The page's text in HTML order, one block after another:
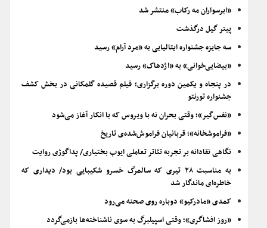
«ابرسواران مه رکاب» منتشر شد
پیتر گیل درگذشت
سه جایزه جشنواره ایتالیایی به «مرد آرام» رسید
«بیضایی‌خوانی» به «اژدهاک» رسید
در پنجاه و یکمین دوره برگزاری؛ فیلم قصیده گلمکانی در بخش کشف
جشنواره تورنتو
«نفس‌گیر»؛ وقتی بحران نه با ویروس که با انکار آغاز می‌شود
«فراموشخانه»؛ قربانیان فراموش‌شده‌ی تاریخ
نگاهی نقادانه بر تجربه تئاتر تعاملی ایوب بختیاری/ پداگوژی روایت
به مناسبت ۲۸ تیری که سالمرگ خسرو شکیبایی بود/ دیداری که
خاطره‌ای ماندگار شد
کمدی «مادرکیو» دوباره روی صحنه می‌رود
«روز افشاگری»؛ وقتی اسپیلبرگ به سوی ناشناخته‌ها بازمی‌گردد